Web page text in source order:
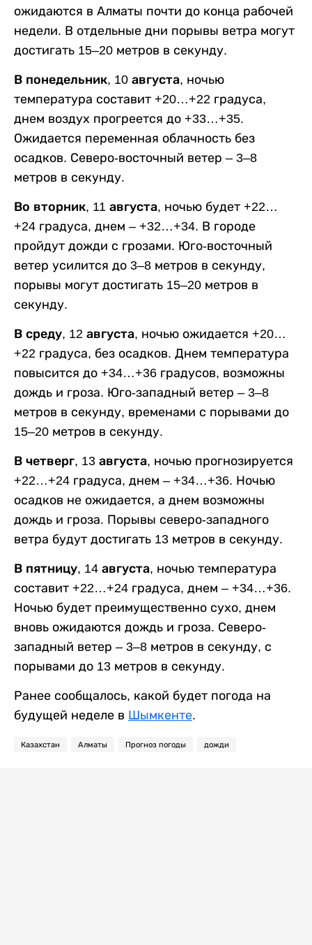
ожидаются в Алматы почти до конца рабочей
недели. В отдельные дни порывы ветра могут
достигать 15–20 метров в секунду.
В понедельник, 10 августа, ночью
температура составит +20…+22 градуса,
днем воздух прогреется до +33…+35.
Ожидается переменная облачность без
осадков. Северо-восточный ветер – 3–8
метров в секунду.
Во вторник, 11 августа, ночью будет +22…
+24 градуса, днем – +32…+34. В городе
пройдут дожди с грозами. Юго-восточный
ветер усилится до 3–8 метров в секунду,
порывы могут достигать 15–20 метров в
секунду.
В среду, 12 августа, ночью ожидается +20…
+22 градуса, без осадков. Днем температура
повысится до +34…+36 градусов, возможны
дождь и гроза. Юго-западный ветер – 3–8
метров в секунду, временами с порывами до
15–20 метров в секунду.
В четверг, 13 августа, ночью прогнозируется
+22…+24 градуса, днем – +34…+36. Ночью
осадков не ожидается, а днем возможны
дождь и гроза. Порывы северо-западного
ветра будут достигать 13 метров в секунду.
В пятницу, 14 августа, ночью температура
составит +22…+24 градуса, днем – +34…+36.
Ночью будет преимущественно сухо, днем
вновь ожидаются дождь и гроза. Северо-
западный ветер – 3–8 метров в секунду, с
порывами до 13 метров в секунду.
Ранее сообщалось, какой будет погода на
будущей неделе в Шымкенте.
Казахстан Алматы Прогноз погоды дожди